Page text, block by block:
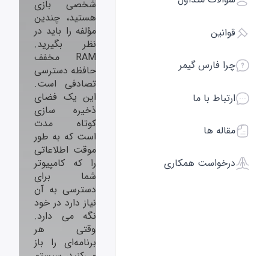
قوانین
چرا فارس گیمر
ارتباط با ما
مقاله ها
درخواست همکاری
شخصی بازی
هستید، چندین
مؤلفه را باید در
نظر بگیرید.
RAM مخفف
حافظه دسترسی
تصادفی است.
این یک فضای
ذخیره سازی
کوتاه مدت
است که به طور
موقت اطلاعاتی
را که کامپیوتر
شما برای
دسترسی به آن
نیاز دارد در خود
نگه می دارد.
وقتی هر
برنامه‌ای را باز